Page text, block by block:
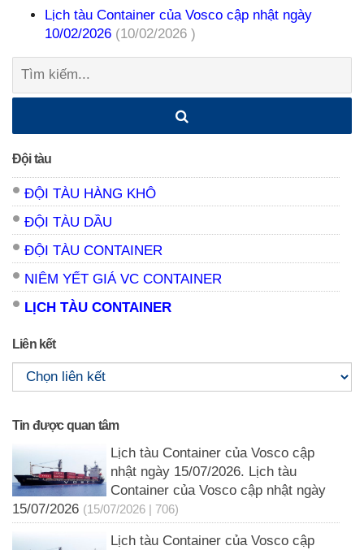
Lịch tàu Container của Vosco cập nhật ngày
10/02/2026 (10/02/2026 )
Tìm
Đội tàu
ĐỘI TÀU HÀNG KHÔ
ĐỘI TÀU DẦU
ĐỘI TÀU CONTAINER
NIÊM YẾT GIÁ VC CONTAINER
LỊCH TÀU CONTAINER
Liên kết
Tin được quan tâm
Lịch tàu Container của Vosco cập
nhật ngày 15/07/2026. Lịch tàu
Container của Vosco cập nhật ngày
15/07/2026 (15/07/2026 | 706)
Lịch tàu Container của Vosco cập